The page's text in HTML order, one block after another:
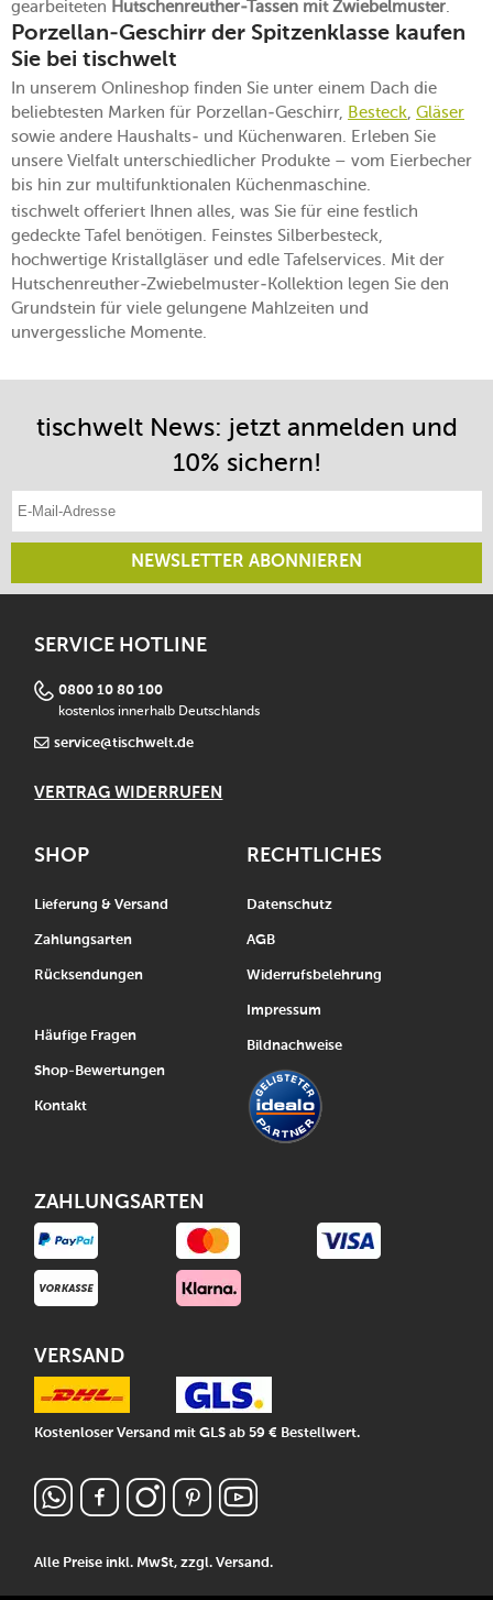
gearbeiteten Hutschenreuther-Tassen mit Zwiebelmuster.
Porzellan-Geschirr der Spitzenklasse kaufen
Sie bei tischwelt
In unserem Onlineshop finden Sie unter einem Dach die
beliebtesten Marken für Porzellan-Geschirr, Besteck, Gläser
sowie andere Haushalts- und Küchenwaren. Erleben Sie
unsere Vielfalt unterschiedlicher Produkte – vom Eierbecher
bis hin zur multifunktionalen Küchenmaschine.
tischwelt offeriert Ihnen alles, was Sie für eine festlich
gedeckte Tafel benötigen. Feinstes Silberbesteck,
hochwertige Kristallgläser und edle Tafelservices. Mit der
Hutschenreuther-Zwiebelmuster-Kollektion legen Sie den
Grundstein für viele gelungene Mahlzeiten und
unvergessliche Momente.
tischwelt News: jetzt anmelden und
10% sichern!
E-Mail-Adresse eintragen
NEWSLETTER ABONNIEREN
SERVICE HOTLINE
0800 10 80 100
kostenlos innerhalb Deutschlands
service@tischwelt.de
VERTRAG WIDERRUFEN
SHOP
Lieferung & Versand
Zahlungsarten
Rücksendungen
Häufige Fragen
Shop-Bewertungen
Kontakt
Alle Preise inkl. MwSt, zzgl.Versand.
RECHTLICHES
Datenschutz
AGB
Widerrufsbelehrung
Impressum
Bildnachweise
ZAHLUNGSARTEN
VERSAND
Kostenloser Versand mit GLS ab 59 € Bestellwert.